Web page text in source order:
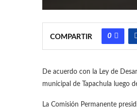
COMPARTIR 0
De acuerdo con la Ley de
municipal de Tapachula luego
La Comisión Permanente